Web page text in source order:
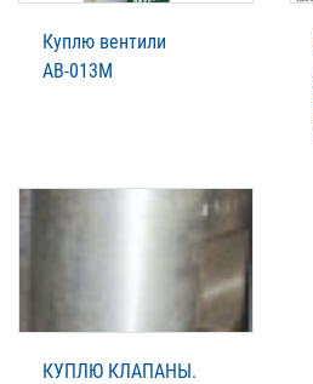
Куплю вентили
АВ-013М
КУПЛЮ КЛАПАНЫ.